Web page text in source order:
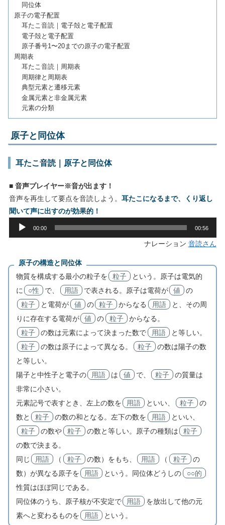
同位体
原子の電子配置
耳たこ音読｜電子殻と電子配置
電子殻と電子配置
原子番号1〜20までの原子の電子配置
周期表
耳たこ音読｜周期表
周期律と周期表
典型元素と遷移元素
金属元素と非金属元素
元素の分類
原子と同位体
耳たこ音読｜原子と同位体
■ 音声プレイヤー※音が出ます！
音声を再生して要点を音読しよう。 耳たこになるまで、くり返し
聞いて声に出すのが効果的！
00:00 00:56
ナレーション 音読さん
原子の構造と同位体
物質を構成する最小の粒子を
粒子
という。原子は電気的
に
○性 で、 用語 で表される。原子は電荷が 値
の
粒子
と電荷が 値 の 粒子 からなる 用語
と、その周
りに存在する電荷が
値 の 粒子
からなる。
粒子
の数は元素によって決まった数で 用語
と等しい。
粒子
の数は原子によって異なる。 粒子
の数は陽子の数
と等しい。
陽子と中性子と電子の
用語 は 値 で、 粒子
の質量は
非常に小さい。
元素記号で表すとき、左上の数を
用語 といい、 粒子
の
数と
粒子 の数の和となる。左下の数を 用語
といい、
粒子
の数や 粒子 の数と等しい。原子の種類は
粒子
の数で決まる。
同じ
用語 （ 粒子 の数）をもち、 用語 （ 粒子
の
数）が異なる原子を
用語 という。同位体どうしの
○○的
性質はほぼ同じである。
同位体のうち、原子核が不安定で
用語
を放出して他の元
素へと変わるものを
用語 という。